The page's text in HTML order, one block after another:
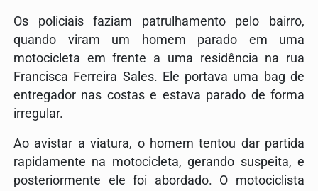
Os policiais faziam patrulhamento pelo bairro,
quando viram um homem parado em uma
motocicleta em frente a uma residência na rua
Francisca Ferreira Sales. Ele portava uma bag de
entregador nas costas e estava parado de forma
irregular.
Ao avistar a viatura, o homem tentou dar partida
rapidamente na motocicleta, gerando suspeita, e
posteriormente ele foi abordado. O motociclista